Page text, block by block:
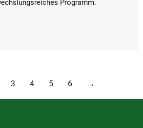
Programm.
3 4 5 6 →